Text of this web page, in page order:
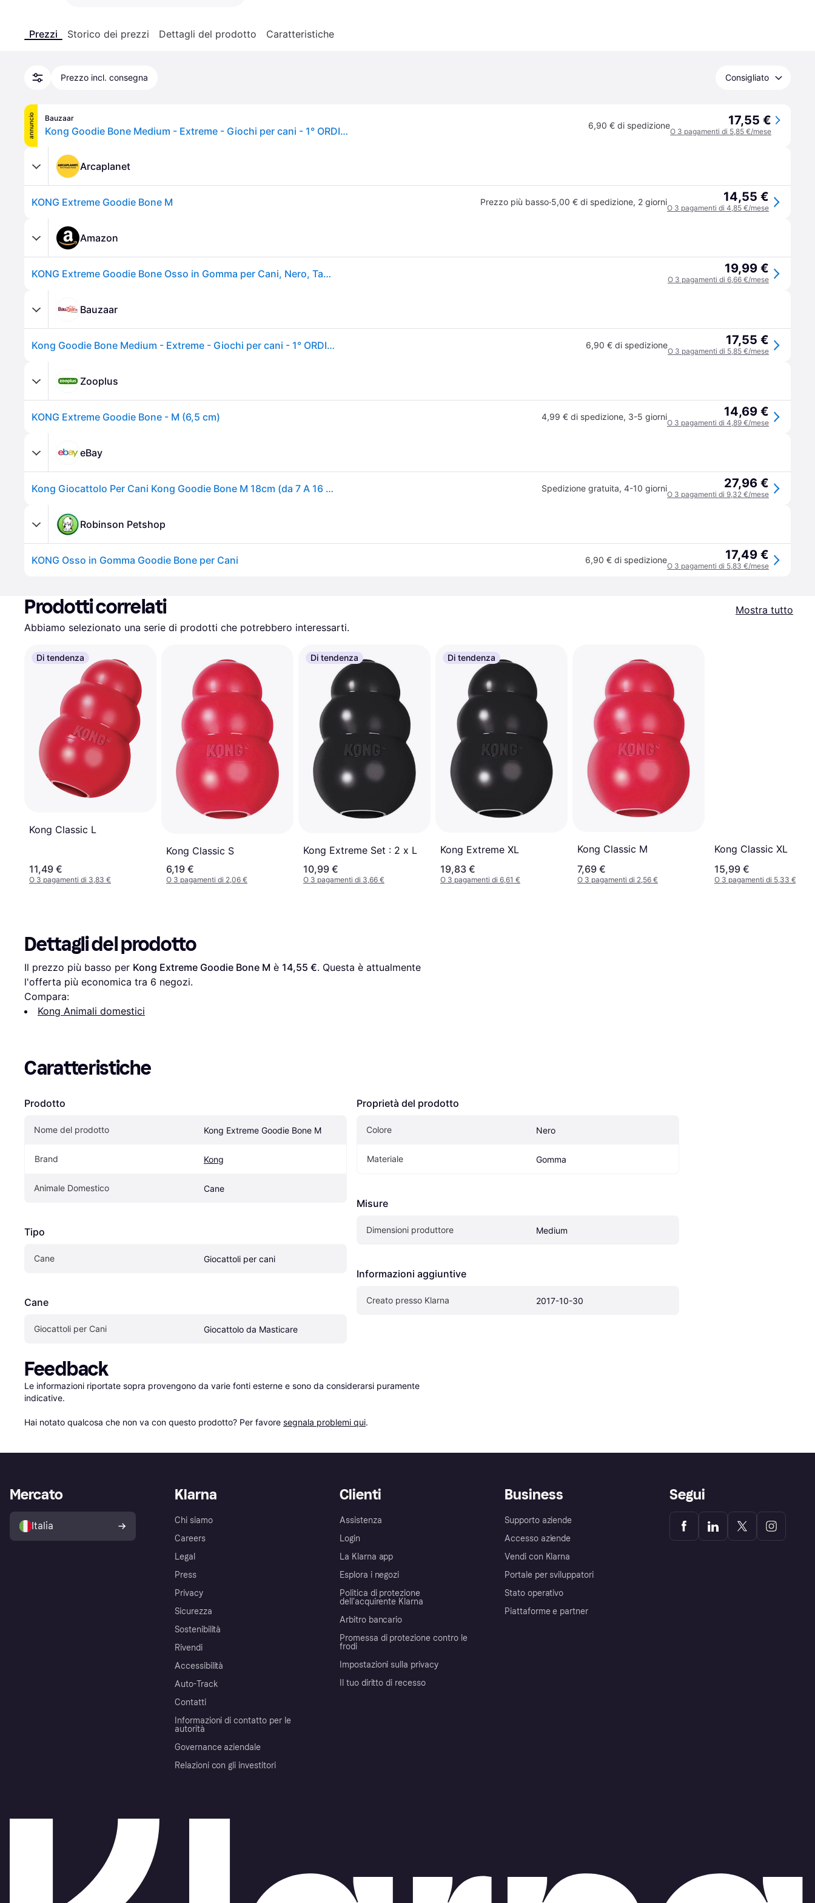
Prezzi Storico dei prezzi Dettagli del prodotto Caratteristiche
Prezzo incl. consegna Consigliato
annuncio Bauzaar
Kong Goodie Bone Medium - Extreme - Giochi per cani - 1° ORDINE? scegli tra BZR5 - BZR20 + 200 pt fedeltà 6,90 € di spedizione 17,55 €
O 3 pagamenti di 5,85 €/mese
Arcaplanet
KONG Extreme Goodie Bone M Prezzo più basso·5,00 € di spedizione, 2 giorni 14,55 €
O 3 pagamenti di 4,85 €/mese
Amazon
KONG Extreme Goodie Bone Osso in Gomma per Cani, Nero, Taglia Media 19,99 €
O 3 pagamenti di 6,66 €/mese
Bauzaar
Kong Goodie Bone Medium - Extreme - Giochi per cani - 1° ORDINE? scegli tra BZR5 - BZR20 + 200 pt fedeltà 6,90 € di spedizione 17,55 €
O 3 pagamenti di 5,85 €/mese
Zooplus
KONG Extreme Goodie Bone - M (6,5 cm) 4,99 € di spedizione, 3-5 giorni 14,69 €
O 3 pagamenti di 4,89 €/mese
eBay
Kong Giocattolo Per Cani Kong Goodie Bone M 18cm (da 7 A 16 Kg) Spedizione gratuita, 4-10 giorni 27,96 €
O 3 pagamenti di 9,32 €/mese
Robinson Petshop
KONG Osso in Gomma Goodie Bone per Cani 6,90 € di spedizione 17,49 €
O 3 pagamenti di 5,83 €/mese
Prodotti correlati
Mostra tutto
Abbiamo selezionato una serie di prodotti che potrebbero interessarti.
Di tendenza
Kong Classic L
11,49 €
O 3 pagamenti di 3,83 €
Kong Classic S
6,19 €
O 3 pagamenti di 2,06 €
Di tendenza
Kong Extreme Set : 2 x L
10,99 €
O 3 pagamenti di 3,66 €
Di tendenza
Kong Extreme XL
19,83 €
O 3 pagamenti di 6,61 €
Kong Classic M
7,69 €
O 3 pagamenti di 2,56 €
Kong Classic XL
15,99 €
O 3 pagamenti di 5,33 €
Dettagli del prodotto
Il prezzo più basso per Kong Extreme Goodie Bone M è 14,55 €. Questa è attualmente
l'offerta più economica tra 6 negozi.
Compara:
Kong Animali domestici
Caratteristiche
Prodotto
Nome del prodotto Kong Extreme Goodie Bone M
Brand Kong
Animale Domestico Cane
Tipo
Cane Giocattoli per cani
Cane
Giocattoli per Cani Giocattolo da Masticare
Proprietà del prodotto
Colore Nero
Materiale Gomma
Misure
Dimensioni produttore Medium
Informazioni aggiuntive
Creato presso Klarna 2017-10-30
Feedback
Le informazioni riportate sopra provengono da varie fonti esterne e sono da considerarsi puramente
indicative.
Hai notato qualcosa che non va con questo prodotto? Per favore segnala problemi qui.
Klarna
Chi siamo
Careers
Legal
Press
Privacy
Sicurezza
Sostenibilità
Rivendi
Accessibilità
Auto-Track
Contatti
Informazioni di contatto per le
autorità
Governance aziendale
Relazioni con gli investitori
Clienti
Assistenza
Login
La Klarna app
Esplora i negozi
Politica di protezione
dell'acquirente Klarna
Arbitro bancario
Promessa di protezione contro le
frodi
Impostazioni sulla privacy
Il tuo diritto di recesso
Business
Supporto aziende
Accesso aziende
Vendi con Klarna
Portale per sviluppatori
Stato operativo
Piattaforme e partner
Mercato
Italia
Segui